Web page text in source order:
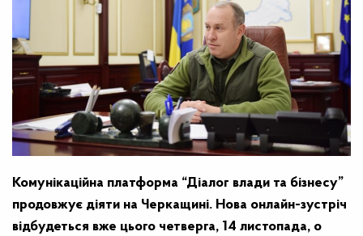
Комунікаційна платформа “Діалог влади та бізнесу”
продовжує діяти на Черкащині. Нова онлайн-зустріч
відбудеться вже цього четверга, 14 листопада, о